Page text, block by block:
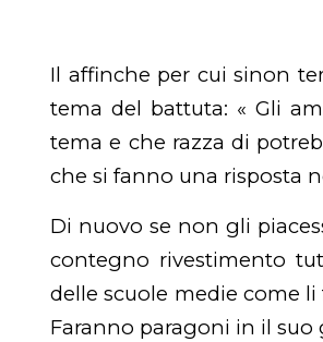
Il affinche per cui sinon
tema del battuta: « Gli
tema e che razza di
che si fanno una risposta
Di nuovo se non gli
contegno rivestimento
delle scuole medie come
Faranno paragoni in il suo